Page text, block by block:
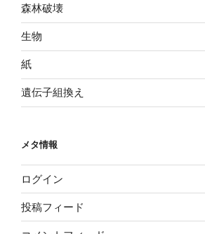
森林破壊
生物
紙
遺伝子組換え
メタ情報
ログイン
投稿フィード